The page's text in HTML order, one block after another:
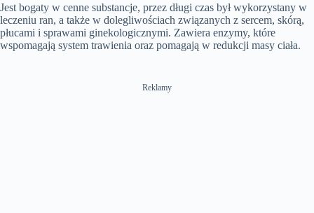
Jest bogaty w cenne substancje, przez długi czas był wykorzystany w
leczeniu ran, a także w dolegliwościach związanych z sercem, skórą,
płucami i sprawami ginekologicznymi. Zawiera enzymy, które
wspomagają system trawienia oraz pomagają w redukcji masy ciała.
Reklamy